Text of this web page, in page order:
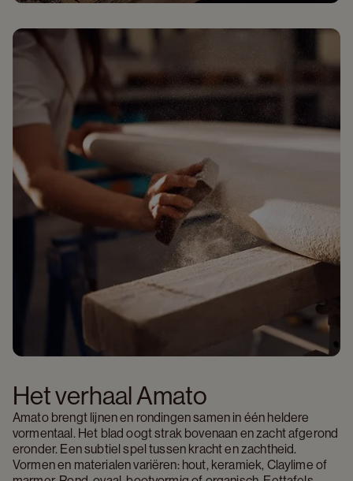
Het verhaal Amato
Amato brengt lijnen en rondingen samen in één heldere
vormentaal. Het blad oogt strak bovenaan en zacht afgerond
eronder. Een subtiel spel tussen kracht en zachtheid.
Vormen en materialen variëren: hout, keramiek, Claylime of